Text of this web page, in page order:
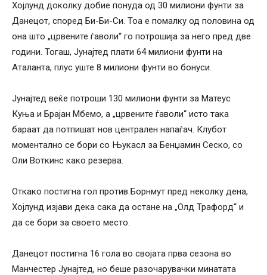
Хојлунд доколку добие понуда од 30 милиони фунти за
Данецот, според Би-Би-Си. Тоа е помалку од половина од
она што „црвените ѓаволи“ го потрошија за него пред две
години. Тогаш, Јунајтед плати 64 милиони фунти на
Аталанта, плус уште 8 милиони фунти во бонуси.
Јунајтед веќе потроши 130 милиони фунти за Матеус
Куња и Брајан Мбемо, а „црвените ѓаволи“ исто така
бараат да потпишат нов централен напаѓач. Клубот
моментално се бори со Њукасл за Бенџамин Сеско, со
Оли Воткинс како резерва.
Откако постигна гол против Борнмут пред неколку дена,
Хојлунд изјави дека сака да остане на „Олд Трафорд“ и
да се бори за своето место.
Данецот постигна 16 гола во својата прва сезона во
Манчестер Јунајтед, но беше разочарувачки минатата